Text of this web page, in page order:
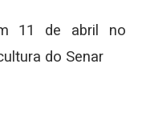
11 de abril no
do Senar